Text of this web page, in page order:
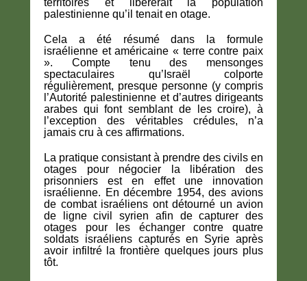
territoires et libérerait la population
palestinienne qu’il tenait en otage.
Cela a été résumé dans la formule
israélienne et américaine « terre contre paix
». Compte tenu des mensonges
spectaculaires qu’Israël colporte
régulièrement, presque personne (y compris
l’Autorité palestinienne et d’autres dirigeants
arabes qui font semblant de les croire), à
l’exception des véritables crédules, n’a
jamais cru à ces affirmations.
La pratique consistant à prendre des civils en
otages pour négocier la libération des
prisonniers est en effet une innovation
israélienne. En décembre 1954, des avions
de combat israéliens ont détourné un avion
de ligne civil syrien afin de capturer des
otages pour les échanger contre quatre
soldats israéliens capturés en Syrie après
avoir infiltré la frontière quelques jours plus
tôt.